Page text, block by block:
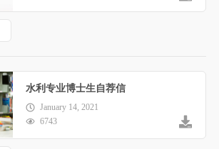
水利专业博士生自荐信
January 14, 2021
6743